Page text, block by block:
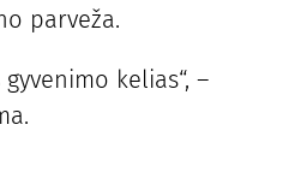
parveža.
kelias“, –